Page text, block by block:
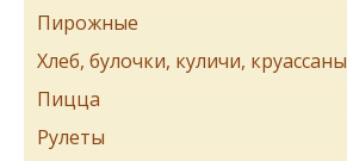
Пирожные
Хлеб, булочки, куличи, круассаны
Пицца
Рулеты